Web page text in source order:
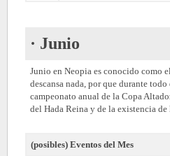
· Junio
Junio en Neopia es conocido como
descansa nada, por que durante
campeonato anual de la Copa
del Hada Reina y de la existencia de
(posibles) Eventos del Mes